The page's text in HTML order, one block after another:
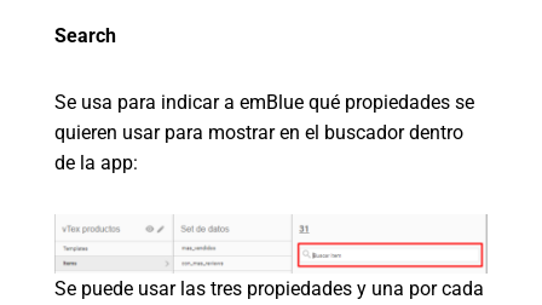
Search
Se usa para indicar a emBlue qué propiedades se
quieren usar para mostrar en el buscador dentro
de la app:
Se puede usar las tres propiedades y una por cada